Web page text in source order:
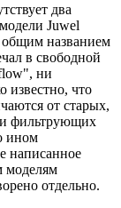
два
Juwel
названием
в свободной
ни
известно, что
от старых,
фильтрующих
ином
написанное
моделям
отдельно.